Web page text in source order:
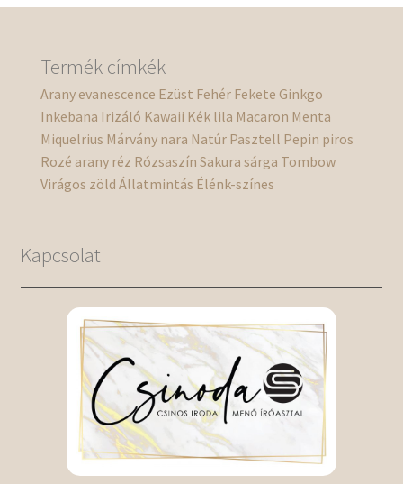
Termék címkék
Arany evanescence Ezüst Fehér Fekete Ginkgo
Inkebana Irizáló Kawaii Kék lila Macaron Menta
Miquelrius Márvány nara Natúr Pasztell Pepin piros
Rozé arany réz Rózsaszín Sakura sárga Tombow
Virágos zöld Állatmintás Élénk-színes
Kapcsolat